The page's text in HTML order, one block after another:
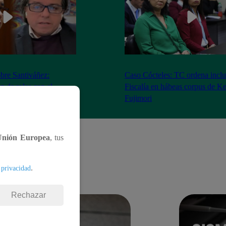
Santiváñez:
de roles con el
Caso Cócteles: TC ordena
Fiscalía en hábeas corpus de
Fujimori
Europea, tus
.
Rechazar